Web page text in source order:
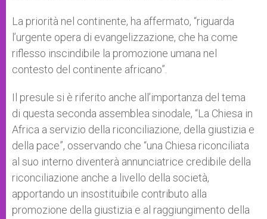
La priorità nel continente, ha affermato, “riguarda
l’urgente opera di evangelizzazione, che ha come
riflesso inscindibile la promozione umana nel
contesto del continente africano”.
Il presule si è riferito anche all’importanza del tema
di questa seconda assemblea sinodale, “La Chiesa in
Africa a servizio della riconciliazione, della giustizia e
della pace”, osservando che “una Chiesa riconciliata
al suo interno diventerà annunciatrice credibile della
riconciliazione anche a livello della società,
apportando un insostituibile contributo alla
promozione della giustizia e al raggiungimento della